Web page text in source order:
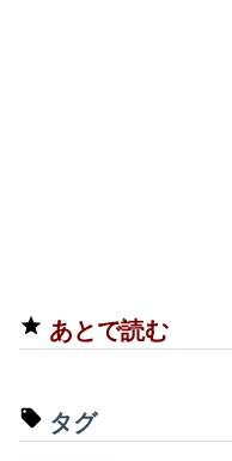
あとで読む
タグ